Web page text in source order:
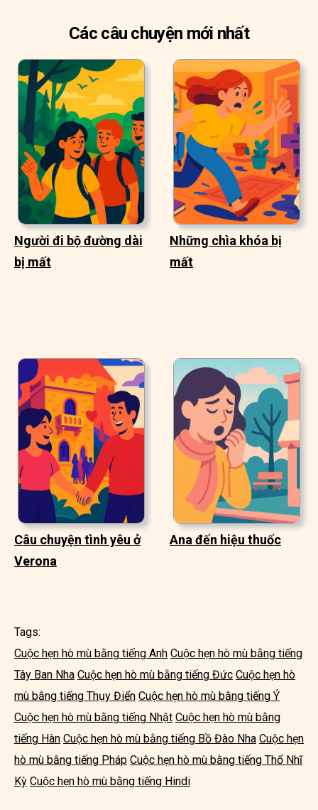
Các câu chuyện mới nhất
Người đi bộ đường dài
bị mất
Những chìa khóa bị
mất
Câu chuyện tình yêu ở
Verona
Ana đến hiệu thuốc
Tags:
Cuộc hẹn hò mù bằng tiếng Anh Cuộc hẹn hò mù bằng tiếng
Tây Ban Nha Cuộc hẹn hò mù bằng tiếng Đức Cuộc hẹn hò
mù bằng tiếng Thụy Điển Cuộc hẹn hò mù bằng tiếng Ý
Cuộc hẹn hò mù bằng tiếng Nhật Cuộc hẹn hò mù bằng
tiếng Hàn Cuộc hẹn hò mù bằng tiếng Bồ Đào Nha Cuộc hẹn
hò mù bằng tiếng Pháp Cuộc hẹn hò mù bằng tiếng Thổ Nhĩ
Kỳ Cuộc hẹn hò mù bằng tiếng Hindi